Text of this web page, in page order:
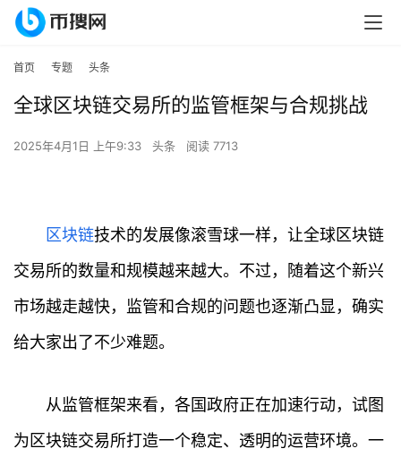
首页 专题 头条
全球区块链交易所的监管框架与合规挑战
2025年4月1日 上午9:33 头条 阅读 7713
区块链技术的发展像滚雪球一样，让全球区块链
交易所的数量和规模越来越大。不过，随着这个新兴
市场越走越快，监管和合规的问题也逐渐凸显，确实
给大家出了不少难题。
从监管框架来看，各国政府正在加速行动，试图
为区块链交易所打造一个稳定、透明的运营环境。一